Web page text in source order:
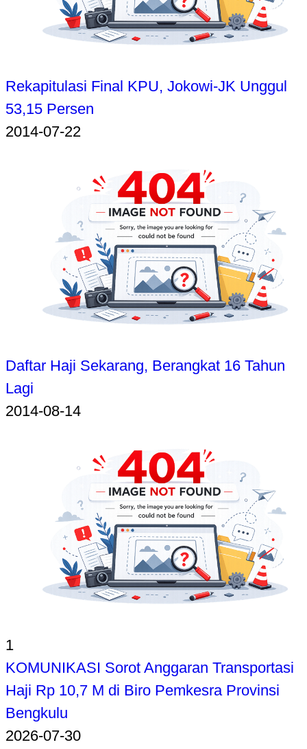
Rekapitulasi Final KPU, Jokowi-JK Unggul
53,15 Persen
2014-07-22
Daftar Haji Sekarang, Berangkat 16 Tahun
Lagi
2014-08-14
1
KOMUNIKASI Sorot Anggaran Transportasi
Haji Rp 10,7 M di Biro Pemkesra Provinsi
Bengkulu
2026-07-30